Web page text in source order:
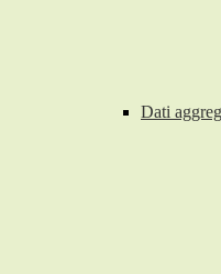
Dati